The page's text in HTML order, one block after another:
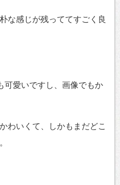
な感じが残っててすごく良
可愛いですし、画像でもか
わいくて、しかもまだどこ